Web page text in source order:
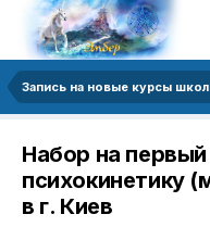
Запись на новые курсы
Набор на
психокинетику
в г. Киев